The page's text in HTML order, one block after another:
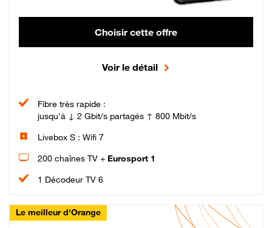
Choisir cette offre
Voir le détail
Fibre très rapide :
jusqu'à ↓ 2 Gbit/s partagés ↑ 800 Mbit/s
Livebox S : Wifi 7
200 chaînes TV + Eurosport 1
1 Décodeur TV 6
Le meilleur d'Orange